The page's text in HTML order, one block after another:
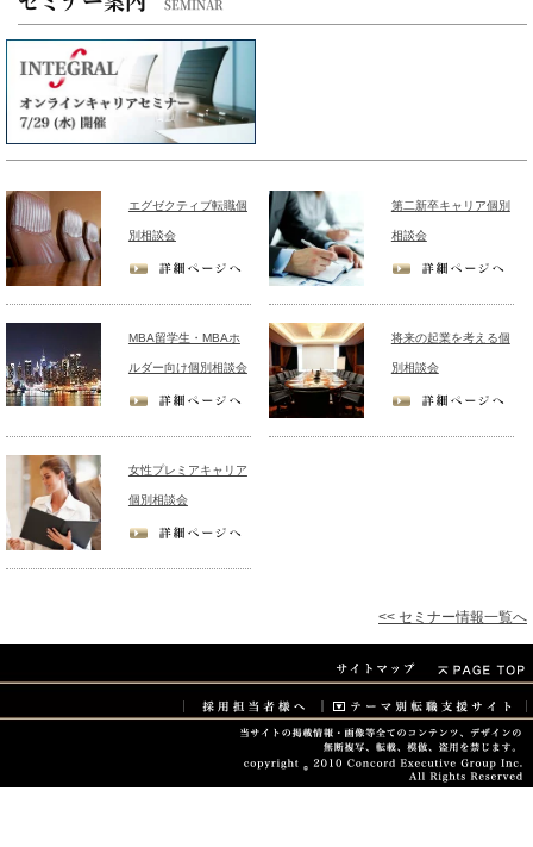
SEMINAR
エグゼクティブ転職個
別相談会
第二新卒キャリア個別
相談会
MBA留学生・MBAホ
ルダー向け個別相談会
将来の起業を考える個
別相談会
女性プレミアキャリア
個別相談会
<< セミナー情報一覧へ